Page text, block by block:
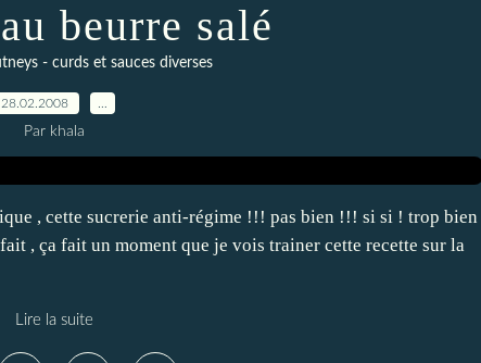
beurre salé
- curds et sauces diverses
28.02.2008
Par khala
, cette sucrerie anti-régime !!! pas bien !!! si si ! trop bien
, ça fait un moment que je vois trainer cette recette sur la
Lire la suite